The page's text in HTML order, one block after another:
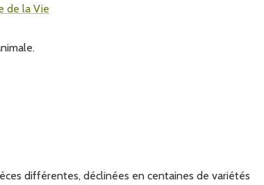
de la Vie
différentes, déclinées en centaines de variétés